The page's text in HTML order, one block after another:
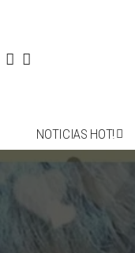
NOTICIAS HOT!